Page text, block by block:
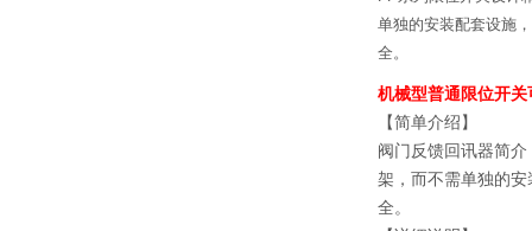
单独的安装配套设施
全。
机械型普通限位开
【简单介绍】
阀门反馈回讯器简
架，而不需单独的
全。